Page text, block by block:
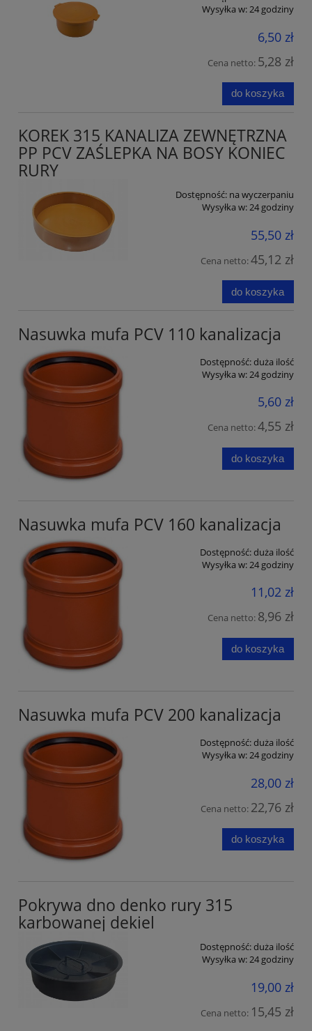
Wysyłka w:24 godziny
6,50 zł
Cena netto: 5,28 zł
do koszyka
KOREK 315 KANALIZA ZEWNĘTRZNA
PP PCV ZAŚLEPKA NA BOSY KONIEC
RURY
Dostępność: na wyczerpaniu
Wysyłka w:24 godziny
55,50 zł
Cena netto:45,12 zł
do koszyka
Nasuwka mufa PCV 110 kanalizacja
Dostępność:duża ilość
Wysyłka w: 24 godziny
5,60 zł
Cena netto:4,55 zł
do koszyka
Nasuwka mufa PCV 160 kanalizacja
Dostępność:duża ilość
Wysyłka w:24 godziny
11,02 zł
Cena netto: 8,96 zł
do koszyka
Nasuwka mufa PCV 200 kanalizacja
Dostępność:duża ilość
Wysyłka w:24 godziny
28,00 zł
Cena netto: 22,76 zł
do koszyka
Pokrywa dno denko rury 315
karbowanej dekiel
Dostępność:duża ilość
Wysyłka w:24 godziny
19,00 zł
Cena netto: 15,45 zł